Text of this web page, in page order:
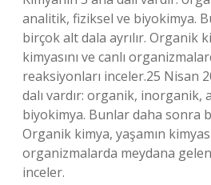
analitik, fiziksel ve biyokimya.
birçok alt dala ayrılır. Organik
kimyasını ve canlı
reaksiyonları inceler.25 Nisan
dalı vardır: organik, inorganik,
biyokimya. Bunlar daha sonra
Organik kimya, yaşamın
organizmalarda meydana
inceler.